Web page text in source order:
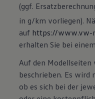
(ggf.
in g/km vorliegen).
auf https://www.vw-
erhalten Sie bei
Auf den
beschrieben. Es wird
ob es sich bei der